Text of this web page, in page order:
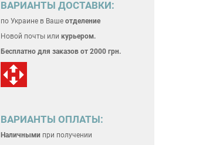
ВАРИАНТЫ ДОСТАВКИ:
по Украине в Ваше отделение
Новой почты или курьером.
Бесплатно для заказов от 2000 грн.
ВАРИАНТЫ ОПЛАТЫ:
Наличнымипри получении